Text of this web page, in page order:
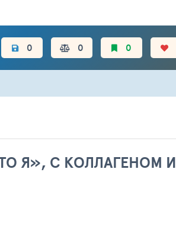
0 0 0
Я», С КОЛЛАГЕНОМ И